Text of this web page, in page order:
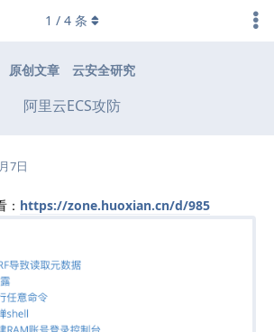
原创文章 云安全研究
阿里云ECS攻防
1 / 4 条
7日
https://zone.huoxian.cn/d/985